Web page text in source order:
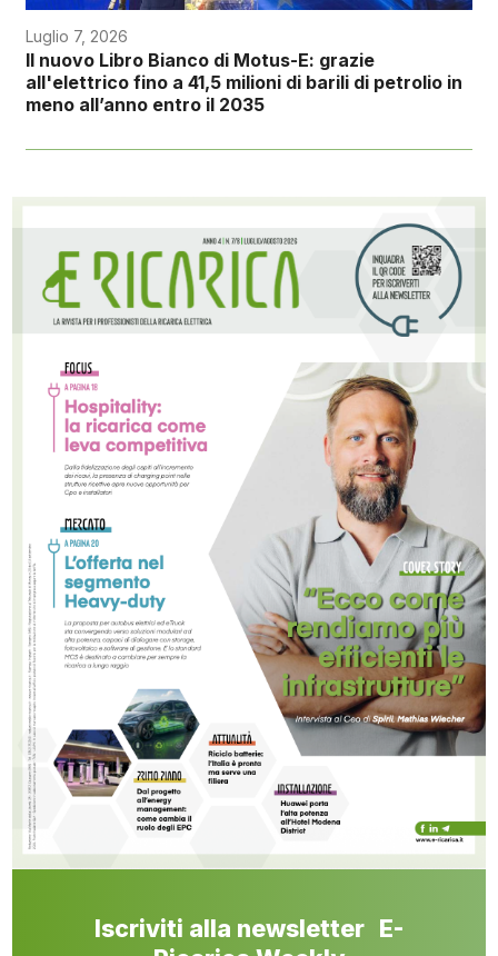
Luglio 7, 2026
Il nuovo Libro Bianco di Motus-E: grazie
all'elettrico fino a 41,5 milioni di barili di petrolio in
meno all’anno entro il 2035
Iscriviti alla newsletter E-